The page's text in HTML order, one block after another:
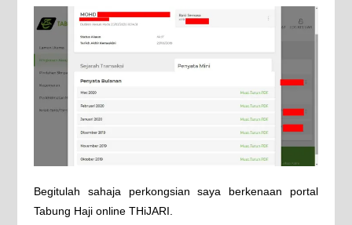
Begitulah sahaja perkongsian saya berkenaan portal
Tabung Haji online THiJARI.